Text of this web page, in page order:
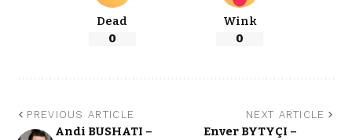
Dead
0
Wink
0
PREVIOUS ARTICLE
Andi BUSHATI –
NEXT ARTICLE
Enver BYTYÇI –